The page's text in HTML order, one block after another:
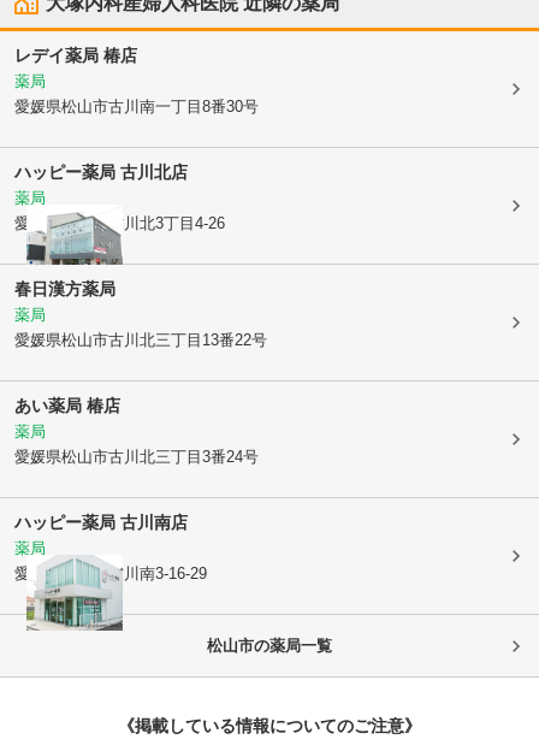
レデイ薬局 椿店
薬局
愛媛県松山市古川南一丁目8番30号
ハッピー薬局 古川北店
薬局
愛媛県松山市古川北3丁目4-26
春日漢方薬局
薬局
愛媛県松山市古川北三丁目13番22号
あい薬局 椿店
薬局
愛媛県松山市古川北三丁目3番24号
ハッピー薬局 古川南店
薬局
愛媛県松山市古川南3-16-29
松山市の薬局一覧
《掲載している情報についてのご注意》